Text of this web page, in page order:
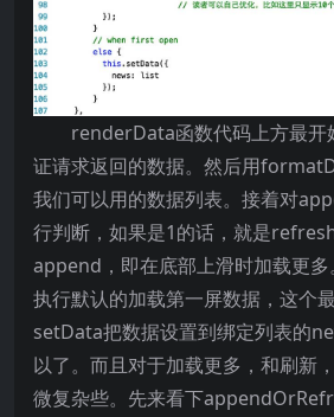
renderData函数代码上方最开
证请求返回的数据。然后用
我们可以用的数据列表。接着对
行判断，如果是1的话，就是
append，即在底部上滑时加载更
执行默认的加载第一屏数据，这个
setData把数据设置到绑定列表的
以了。而且对于加载更多，和刷新
微复杂些。先来看下